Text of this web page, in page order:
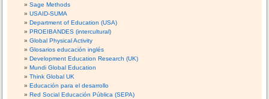
Sage Methods
USAID-SUMA
Department of Education (USA)
PROEIBANDES (intercultural)
Global Physical Activity
Glosarios educación inglés
Development Education Research (UK)
Mundi Global Education
Think Global UK
Educación para el desarrollo
Red Social Educación Pública (SEPA)